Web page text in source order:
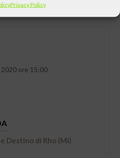
Privacy Policy
ore 15:00
Destino di Rho (Mi)